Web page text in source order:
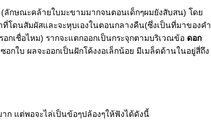
กษณะคล้ายใบมะขามมากจนตอนเด็กๆผมยังสับสน) โดย
โดนสัมผัสและจะหุบเองในตอนกลางคืน(ซึ่งเป็นที่มาของคำ
กเชื่อไหม) รากจะแตกออกเป็นกระจุกตามบริเวณข้อ ดอก
ใบ ผลจะออกเป็นฝักโค้งงอเล็กน้อย มีเมล็ดด้านในอยู่สี่ถึง
แต่พอจะไล่เป็นข้อๆปล้องๆให้ฟังได้ดังนี้